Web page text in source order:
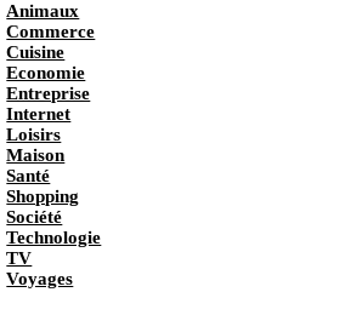
Animaux
Commerce
Cuisine
Economie
Entreprise
Internet
Loisirs
Maison
Santé
Shopping
Société
Technologie
TV
Voyages